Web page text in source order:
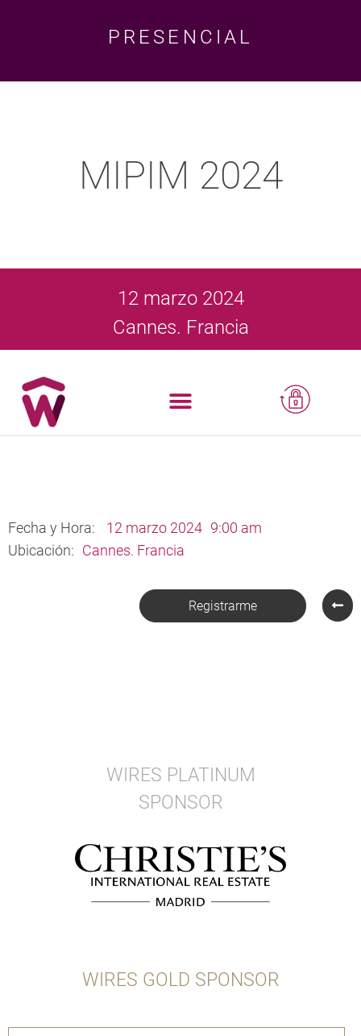
PRESENCIAL
MIPIM 2024
12 marzo 2024
Cannes. Francia
Fecha y Hora: 12 marzo 2024 9:00 am
Ubicación: Cannes. Francia
Registrarme
WIRES PLATINUM
SPONSOR
WIRES GOLD SPONSOR